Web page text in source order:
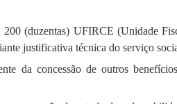
(duzentas) UFIRCE (Unidade
justificativa técnica do serviço
da concessão de outros